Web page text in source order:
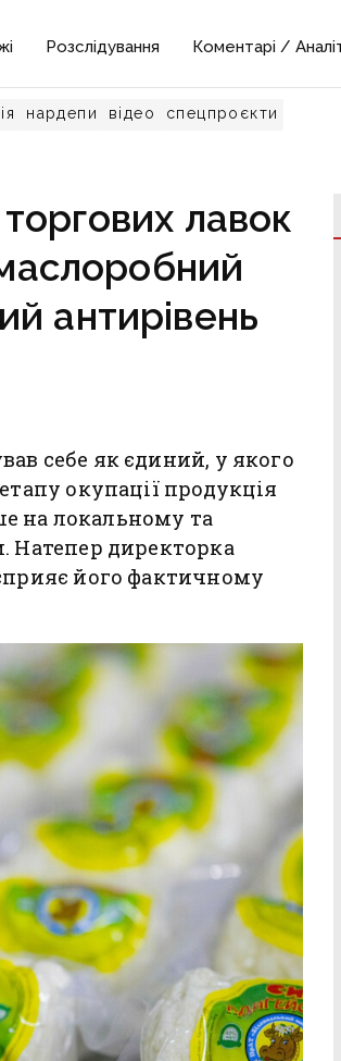
Розслідування Коментарі /
нардепи відео спецпроєкти
лавок
антирівень
себе як єдиний, у якого
окупації продукція
на локальному та
Натепер директорка
його фактичному